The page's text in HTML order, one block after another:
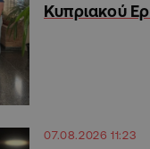
Κυπριακού
07.08.2026 11:23